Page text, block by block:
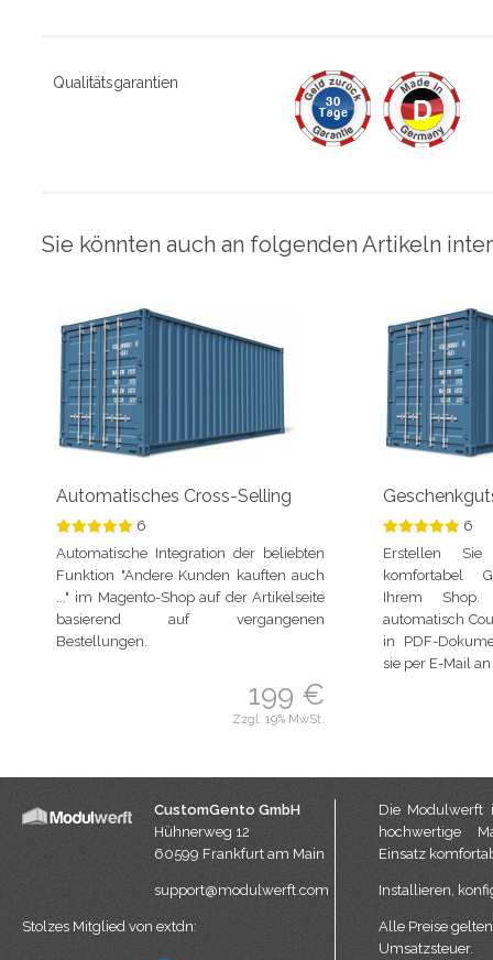
Qualitätsgarantien
Sie könnten auch an folgenden Artikeln
Automatisches Cross-Selling
6
Automatische Integration der beliebten
Funk­tion "Andere Kunden kauften auch
..." im Magento-Shop auf der Artikelseite
basierend auf ver­gan­genen
Bestellungen.
199 €
Zzgl. 19% MwSt.
6
Erstellen
komfortabel
Ihrem
automatisch
in PDF-
sie per E-Mail
CustomGento GmbH
Hühnerweg 12
60599 Frankfurt am Main
support@modulwerft.com
Stolzes Mitglied von extdn:
Die Modulwerft
hochwertige
Einsatz
Installieren,
Alle Preise
Umsatzsteuer.